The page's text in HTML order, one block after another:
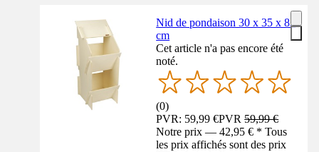
Nid de pondaison 30 x 35 x 83
cm
Cet article n'a pas encore été
noté.
(0)
PVR: 59,99 €PVR59,99 €
Notre prix — 42,95 € * Tous
les prix affichés sont des prix